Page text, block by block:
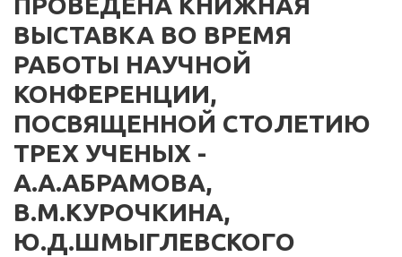
ВЫСТАВКА ВО ВРЕМЯ
РАБОТЫ НАУЧНОЙ
КОНФЕРЕНЦИИ,
ПОСВЯЩЕННОЙ СТОЛЕТИЮ
ТРЕХ УЧЕНЫХ -
А.А.АБРАМОВА,
В.М.КУРОЧКИНА,
Ю.Д.ШМЫГЛЕВСКОГО